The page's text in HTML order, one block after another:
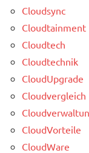
Cloudsync
Cloudtainment
Cloudtech
Cloudtechnik
CloudUpgrade
Cloudvergleich
CloudVorteile
CloudWare